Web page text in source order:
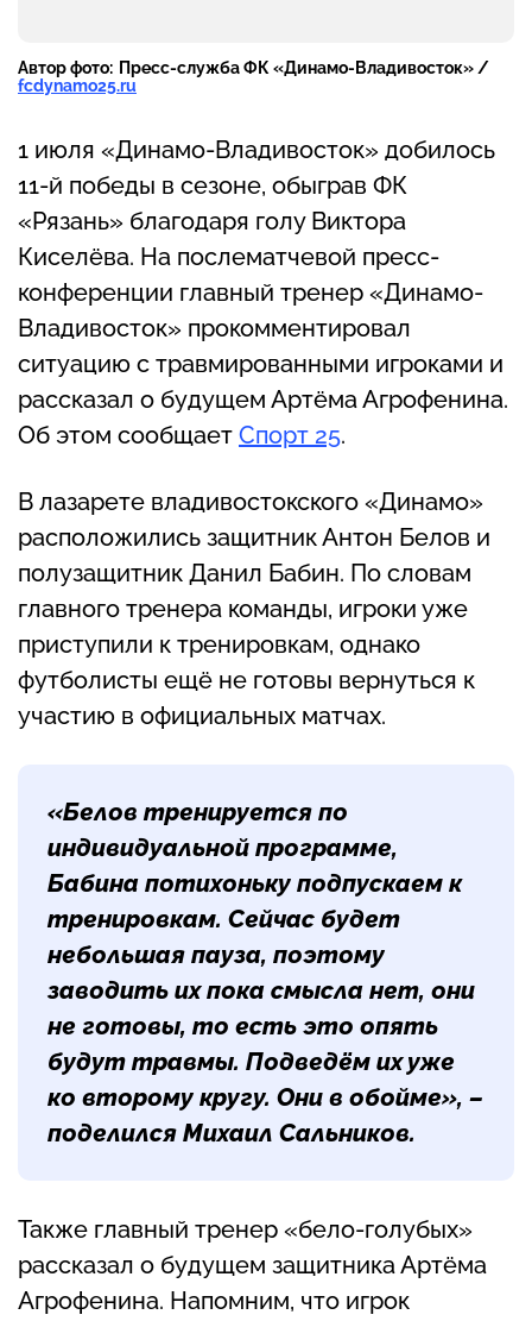
Автор фото: Пресс-служба ФК «Динамо-Владивосток» /
fcdynamo25.ru
1 июля «Динамо-Владивосток» добилось
11-й победы в сезоне, обыграв ФК
«Рязань» благодаря голу Виктора
Киселёва. На послематчевой пресс-
конференции главный тренер «Динамо-
Владивосток» прокомментировал
ситуацию с травмированными игроками и
рассказал о будущем Артёма Агрофенина.
Об этом сообщает Спорт 25.
В лазарете владивостокского «Динамо»
расположились защитник Антон Белов и
полузащитник Данил Бабин. По словам
главного тренера команды, игроки уже
приступили к тренировкам, однако
футболисты ещё не готовы вернуться к
участию в официальных матчах.
«Белов тренируется по
индивидуальной программе,
Бабина потихоньку подпускаем к
тренировкам. Сейчас будет
небольшая пауза, поэтому
заводить их пока смысла нет, они
не готовы, то есть это опять
будут травмы. Подведём их уже
ко второму кругу. Они в обойме», –
поделился Михаил Сальников.
Также главный тренер «бело-голубых»
рассказал о будущем защитника Артёма
Агрофенина. Напомним, что игрок